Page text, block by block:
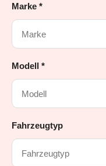
Marke *
Modell *
Fahrzeugtyp